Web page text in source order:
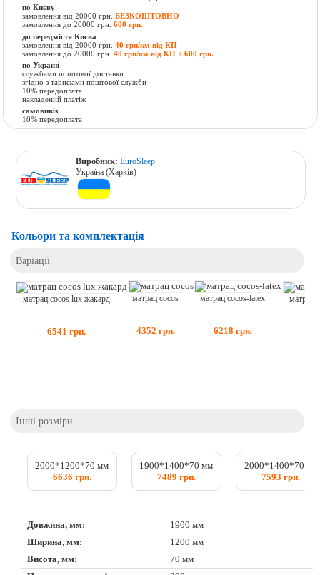
по Києву
замовлення від 20000 грн.БЕЗКОШТОВНО
замовлення до 20000 грн.600 грн.
до передмістя Києва
замовлення від 20000 грн.40 грн/км від КП
замовлення до 20000 грн.40 грн/км від КП + 600 грн.
по Україні
службами поштової доставки
згідно з тарифами поштової служби
10% передоплата
накладений платіж
самовивіз
10% передоплата
Виробник:EuroSleep
Україна (Харків)
Кольори та комплектація
Варіації
матрац cocos lux жакард
6541 грн.
матрац cocos
4352 грн.
матрац cocos-latex
6218 грн.
матрац
Інші розміри
2000*1200*70 мм
6636 грн.
1900*1400*70 мм
7489 грн.
2000*1400*70 мм
7593 грн.
Довжина, мм:
1900 мм
Ширина, мм:
1200 мм
Висота, мм:
70 мм